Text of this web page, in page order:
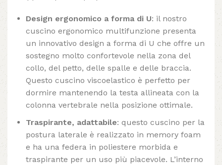
Design ergonomico a forma di U: il nostro
cuscino ergonomico multifunzione presenta
un innovativo design a forma di U che offre un
sostegno molto confortevole nella zona del
collo, del petto, delle spalle e delle braccia.
Questo cuscino viscoelastico è perfetto per
dormire mantenendo la testa allineata con la
colonna vertebrale nella posizione ottimale.
Traspirante, adattabile: questo cuscino per la
postura laterale è realizzato in memory foam
e ha una federa in poliestere morbida e
traspirante per un uso più piacevole. L’interno